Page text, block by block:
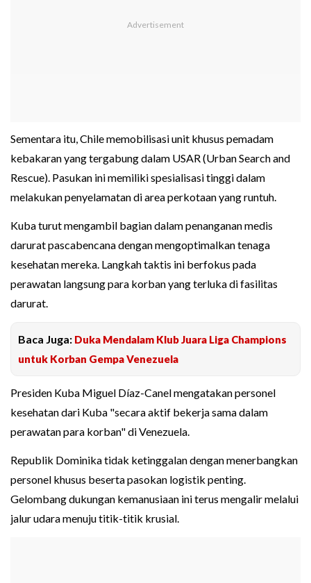
Sementara itu, Chile memobilisasi unit khusus pemadam
kebakaran yang tergabung dalam USAR (Urban Search and
Rescue). Pasukan ini memiliki spesialisasi tinggi dalam
melakukan penyelamatan di area perkotaan yang runtuh.
Kuba turut mengambil bagian dalam penanganan medis
darurat pascabencana dengan mengoptimalkan tenaga
kesehatan mereka. Langkah taktis ini berfokus pada
perawatan langsung para korban yang terluka di fasilitas
darurat.
Baca Juga: Duka Mendalam Klub Juara Liga Champions
untuk Korban Gempa Venezuela
Presiden Kuba Miguel Díaz-Canel mengatakan personel
kesehatan dari Kuba "secara aktif bekerja sama dalam
perawatan para korban" di Venezuela.
Republik Dominika tidak ketinggalan dengan menerbangkan
personel khusus beserta pasokan logistik penting.
Gelombang dukungan kemanusiaan ini terus mengalir melalui
jalur udara menuju titik-titik krusial.